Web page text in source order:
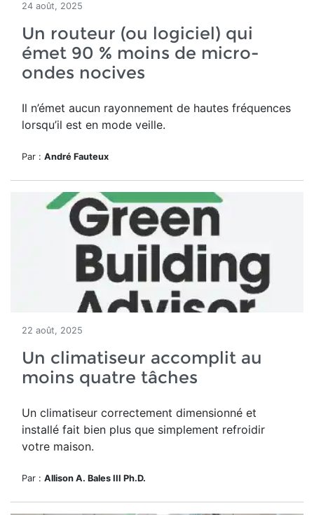
24 août, 2025
Un routeur (ou logiciel) qui
émet 90 % moins de micro-
ondes nocives
Il n’émet aucun rayonnement de hautes fréquences
lorsqu’il est en mode veille.
Par : André Fauteux
22 août, 2025
Un climatiseur accomplit au
moins quatre tâches
Un climatiseur correctement dimensionné et
installé fait bien plus que simplement refroidir
votre maison.
Par : Allison A. Bales III Ph.D.